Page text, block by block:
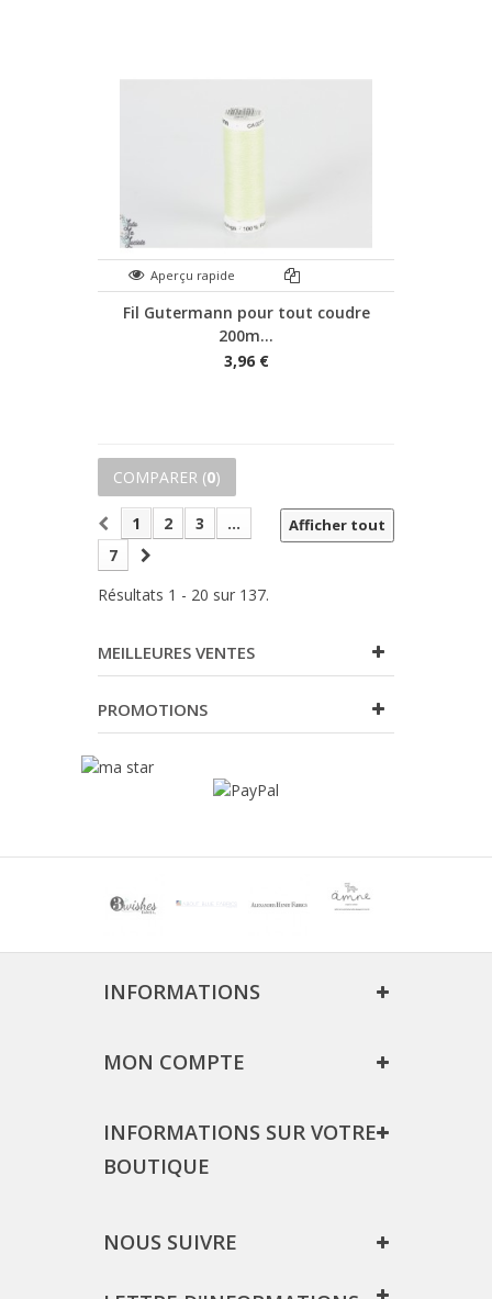
Aperçu rapide
Fil Gutermann pour tout coudre
200m...
3,96 €
COMPARER (0)
Afficher tout
1 2 3
...
7
Résultats 1 - 20 sur 137.
MEILLEURES VENTES
PROMOTIONS
INFORMATIONS
MON COMPTE
INFORMATIONS SUR VOTRE
BOUTIQUE
NOUS SUIVRE